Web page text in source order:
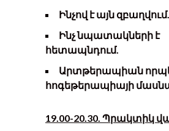
Ինչով է այն զբաղվում.
Ինչ նպատակների է
հետապնդում.
Արտթերապիան
հոգեթերապիայի
1 9 .00-20 .30. Պրակտիկ